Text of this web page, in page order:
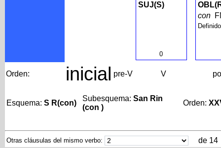
SUJ(S)
0
con
Orden: inicial pre-V V
Esquema: S R(con)
Subesquema: San Rin
(con )
Orden:
Otras cláusulas del mismo verbo: de 14